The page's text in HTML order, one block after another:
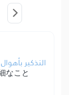
التذكير
なこと